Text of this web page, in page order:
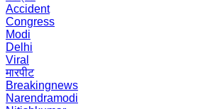
Accident
Congress
Modi
Delhi
Viral
मारपीट
Breakingnews
Narendramodi